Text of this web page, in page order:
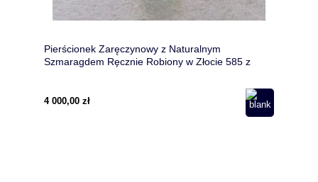
Pierścionek Zaręczynowy z Naturalnym
Szmaragdem Ręcznie Robiony w Złocie 585 z
4 000,00 zł